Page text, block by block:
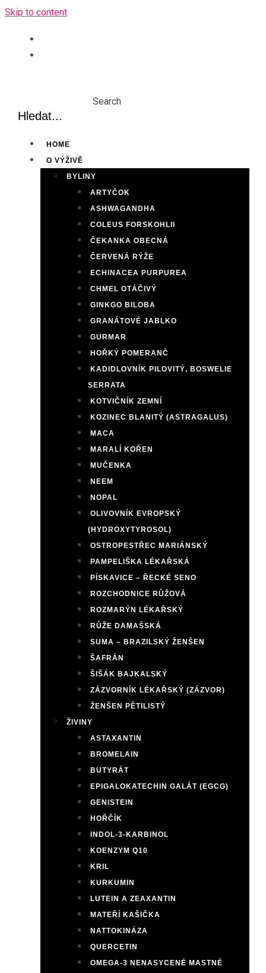
Skip to content
Search
HOME
O VÝŽIVĚ
BYLINY
ARTYČOK
ASHWAGANDHA
COLEUS FORSKOHLII
ČEKANKA OBECNÁ
ČERVENÁ RÝŽE
ECHINACEA PURPUREA
CHMEL OTÁČIVÝ
GINKGO BILOBA
GRANÁTOVÉ JABLKO
GURMAR
HOŘKÝ POMERANČ
KADIDLOVNÍK PILOVITÝ, BOSWELIE
SERRATA
KOTVIČNÍK ZEMNÍ
KOZINEC BLANITÝ (ASTRAGALUS)
MACA
MARALÍ KOŘEN
MUČENKA
NEEM
NOPAL
OLIVOVNÍK EVROPSKÝ
(HYDROXYTYROSOL)
OSTROPESTŘEC MARIÁNSKÝ
PAMPELIŠKA LÉKAŘSKÁ
PÍSKAVICE – ŘECKÉ SENO
ROZCHODNICE RŮŽOVÁ
ROZMARÝN LÉKAŘSKÝ
RŮŽE DAMAŠSKÁ
SUMA – BRAZILSKÝ ŽENŠEN
ŠAFRÁN
ŠIŠÁK BAJKALSKÝ
ZÁZVORNÍK LÉKAŘSKÝ (ZÁZVOR)
ŽENŠEN PĚTILISTÝ
ŽIVINY
ASTAXANTIN
BROMELAIN
BUTYRÁT
EPIGALOKATECHIN GALÁT (EGCG)
GENISTEIN
HOŘČÍK
INDOL-3-KARBINOL
KOENZYM Q10
KRIL
KURKUMIN
LUTEIN A ZEAXANTIN
MATEŘÍ KAŠIČKA
NATTOKINÁZA
QUERCETIN
OMEGA-3 NENASYCENÉ MASTNÉ